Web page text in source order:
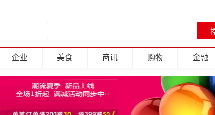
企业 美食 商讯 购物 金融